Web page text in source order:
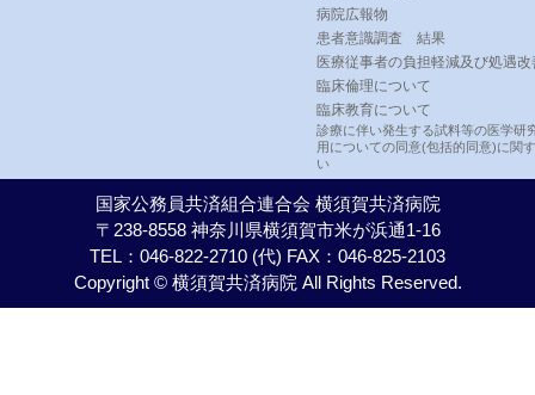
病院広報物
患者意識調査 結果
医療従事者の負担軽減及び処遇改
臨床倫理について
臨床教育について
診療に伴い発生する試料等の医学研
用についての同意(包括的同意)に関
い
国家公務員共済組合連合会 横須賀共済病院
〒238-8558 神奈川県横須賀市米が浜通1-16
TEL：046-822-2710 (代) FAX：046-825-2103
Copyright © 横須賀共済病院 All Rights Reserved.